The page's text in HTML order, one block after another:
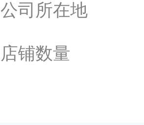
公司所在地
店铺数量